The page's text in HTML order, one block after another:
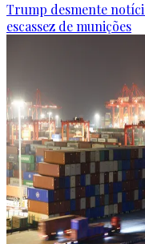
Trump desmente
escassez de munições